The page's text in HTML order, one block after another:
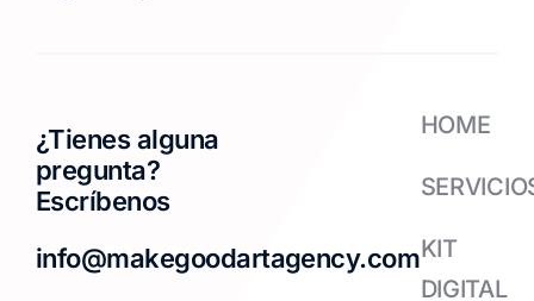
¿Tienes alguna
pregunta?
Escríbenos
info@makegoodartagency.com
HOME
KIT
DIGITAL